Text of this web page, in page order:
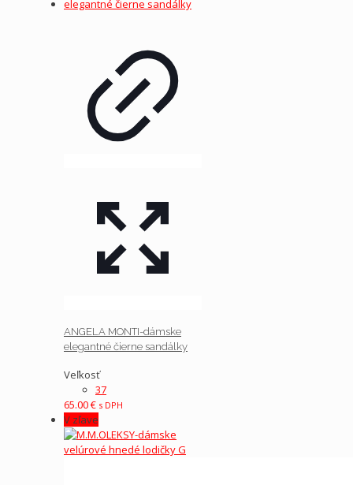
ANGELA MONTI-dámske
elegantné čierne sandálky
Veľkosť
37
65.00€ s DPH
V zľave